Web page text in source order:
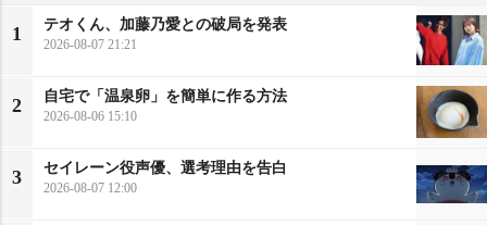
1
テオくん、加藤乃愛との破局を発表
2026-08-07 21:21
2
自宅で「温泉卵」を簡単に作る方法
2026-08-06 15:10
3
セイレーン役声優、選考理由を告白
2026-08-07 12:00